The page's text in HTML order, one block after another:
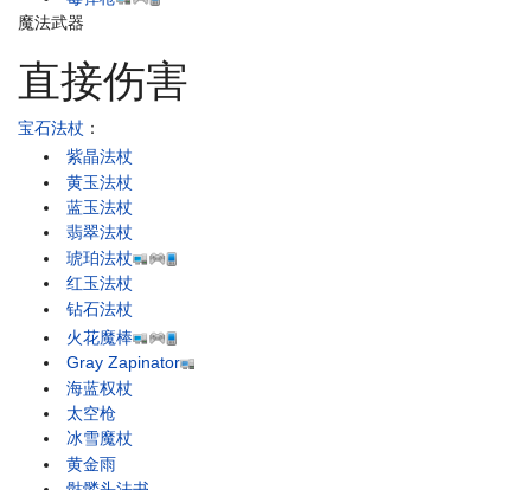
魔法武器
直接伤害
宝石法杖 ：
紫晶法杖
黄玉法杖
蓝玉法杖
翡翠法杖
琥珀法杖
红玉法杖
钻石法杖
火花魔棒
Gray Zapinator
海蓝权杖
太空枪
冰雪魔杖
黄金雨